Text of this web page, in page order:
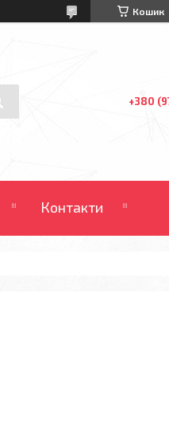
Кошик
+380
Контакти